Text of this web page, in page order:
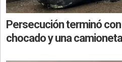
Persecución terminó
chocado y una